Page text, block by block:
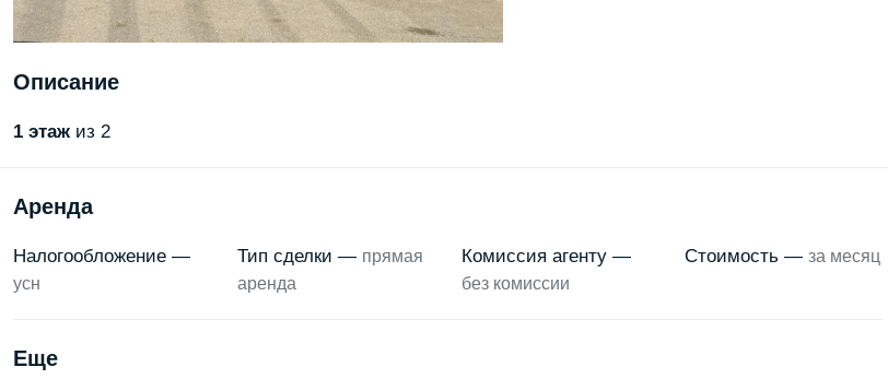
Описание
1 этаж из 2
Аренда
Налогообложение —
усн
Тип сделки — прямая
аренда
Комиссия агенту —
без комиссии
Стоимость —за месяц
Еще